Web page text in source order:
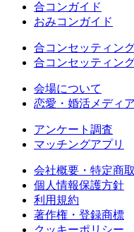
合コンガイド
おみコンガイド
合コンセッティン
合コンセッティン
会場について
恋愛・婚活メディア
アンケート調査
マッチングアプリ
会社概要・特定商
個人情報保護方針
利用規約
著作権・登録商標
クッキーポリシー